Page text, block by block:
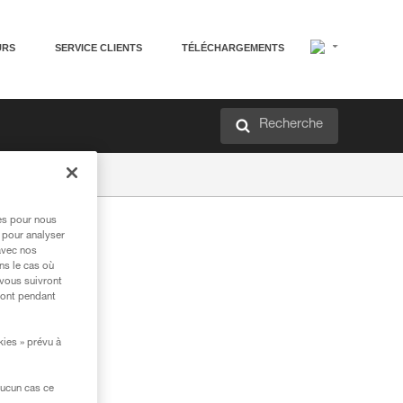
SERVICE CLIENTS TÉLÉCHARGEMENTS
Recherche
pour nous
analyser
nos
le cas où
suivront
pendant
» prévu à
cas ce